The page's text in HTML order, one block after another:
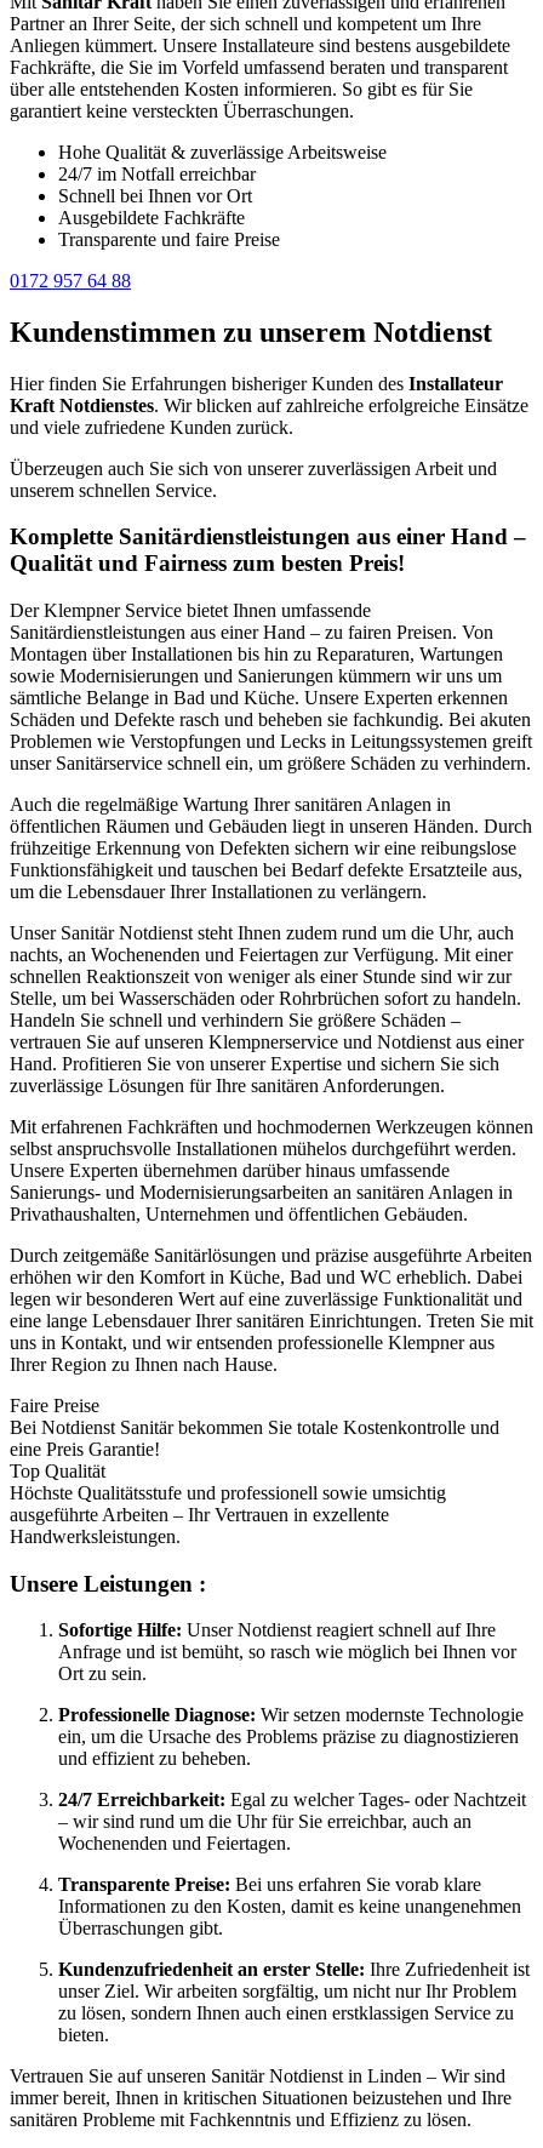
Partner an Ihrer Seite, der sich schnell und kompetent um Ihre
Anliegen kümmert. Unsere Installateure sind bestens ausgebildete
Fachkräfte, die Sie im Vorfeld umfassend beraten und transparent
über alle entstehenden Kosten informieren. So gibt es für Sie
garantiert keine versteckten Überraschungen.
Hohe Qualität & zuverlässige Arbeitsweise
24/7 im Notfall erreichbar
Schnell bei Ihnen vor Ort
Ausgebildete Fachkräfte
Transparente und faire Preise
0172 957 64 88
Kundenstimmen zu unserem Notdienst
Hier finden Sie Erfahrungen bisheriger Kunden des Installateur
Kraft Notdienstes. Wir blicken auf zahlreiche erfolgreiche Einsätze
und viele zufriedene Kunden zurück.
Überzeugen auch Sie sich von unserer zuverlässigen Arbeit und
unserem schnellen Service.
Komplette Sanitärdienstleistungen aus einer Hand –
Qualität und Fairness zum besten Preis!
Der Klempner Service bietet Ihnen umfassende
Sanitärdienstleistungen aus einer Hand – zu fairen Preisen. Von
Montagen über Installationen bis hin zu Reparaturen, Wartungen
sowie Modernisierungen und Sanierungen kümmern wir uns um
sämtliche Belange in Bad und Küche. Unsere Experten erkennen
Schäden und Defekte rasch und beheben sie fachkundig. Bei akuten
Problemen wie Verstopfungen und Lecks in Leitungssystemen greift
unser Sanitärservice schnell ein, um größere Schäden zu verhindern.
Auch die regelmäßige Wartung Ihrer sanitären Anlagen in
öffentlichen Räumen und Gebäuden liegt in unseren Händen. Durch
frühzeitige Erkennung von Defekten sichern wir eine reibungslose
Funktionsfähigkeit und tauschen bei Bedarf defekte Ersatzteile aus,
um die Lebensdauer Ihrer Installationen zu verlängern.
Unser Sanitär Notdienst steht Ihnen zudem rund um die Uhr, auch
nachts, an Wochenenden und Feiertagen zur Verfügung. Mit einer
schnellen Reaktionszeit von weniger als einer Stunde sind wir zur
Stelle, um bei Wasserschäden oder Rohrbrüchen sofort zu handeln.
Handeln Sie schnell und verhindern Sie größere Schäden –
vertrauen Sie auf unseren Klempnerservice und Notdienst aus einer
Hand. Profitieren Sie von unserer Expertise und sichern Sie sich
zuverlässige Lösungen für Ihre sanitären Anforderungen.
Mit erfahrenen Fachkräften und hochmodernen Werkzeugen können
selbst anspruchsvolle Installationen mühelos durchgeführt werden.
Unsere Experten übernehmen darüber hinaus umfassende
Sanierungs- und Modernisierungsarbeiten an sanitären Anlagen in
Privathaushalten, Unternehmen und öffentlichen Gebäuden.
Durch zeitgemäße Sanitärlösungen und präzise ausgeführte Arbeiten
erhöhen wir den Komfort in Küche, Bad und WC erheblich. Dabei
legen wir besonderen Wert auf eine zuverlässige Funktionalität und
eine lange Lebensdauer Ihrer sanitären Einrichtungen. Treten Sie mit
uns in Kontakt, und wir entsenden professionelle Klempner aus
Ihrer Region zu Ihnen nach Hause.
Faire Preise
Bei Notdienst Sanitär bekommen Sie totale Kostenkontrolle und
eine Preis Garantie!
Top Qualität
Höchste Qualitätsstufe und professionell sowie umsichtig
ausgeführte Arbeiten – Ihr Vertrauen in exzellente
Handwerksleistungen.
Unsere Leistungen :
Sofortige Hilfe: Unser Notdienst reagiert schnell auf Ihre
Anfrage und ist bemüht, so rasch wie möglich bei Ihnen vor
Ort zu sein.
Professionelle Diagnose: Wir setzen modernste Technologie
ein, um die Ursache des Problems präzise zu diagnostizieren
und effizient zu beheben.
24/7 Erreichbarkeit: Egal zu welcher Tages- oder Nachtzeit
– wir sind rund um die Uhr für Sie erreichbar, auch an
Wochenenden und Feiertagen.
Transparente Preise: Bei uns erfahren Sie vorab klare
Informationen zu den Kosten, damit es keine unangenehmen
Überraschungen gibt.
Kundenzufriedenheit an erster Stelle: Ihre Zufriedenheit ist
unser Ziel. Wir arbeiten sorgfältig, um nicht nur Ihr Problem
zu lösen, sondern Ihnen auch einen erstklassigen Service zu
bieten.
Vertrauen Sie auf unseren Sanitär Notdienst in Linden – Wir sind
immer bereit, Ihnen in kritischen Situationen beizustehen und Ihre
sanitären Probleme mit Fachkenntnis und Effizienz zu lösen.